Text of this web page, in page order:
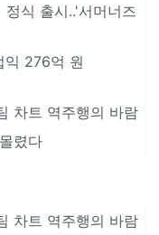
정식 출시..'서머너즈
익 276억 원
차트 역주행의 바람
렸다
차트 역주행의 바람